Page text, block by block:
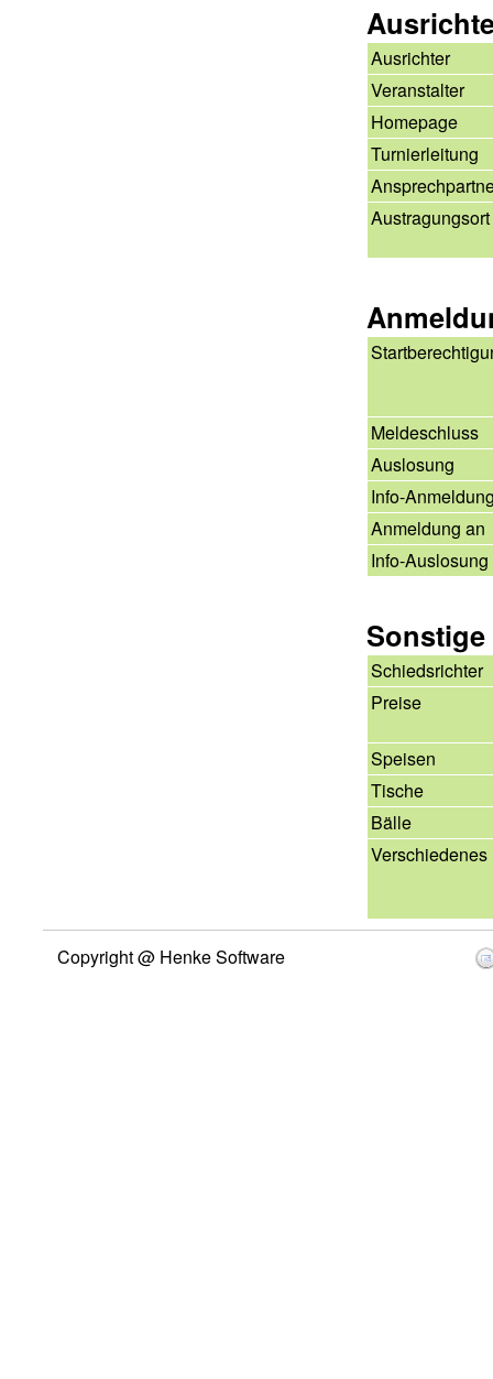
Ausrichter
Veranstalter
Homepage
Turnierleitung
Austragungsort
Meldeschluss
Auslosung
Info-
Anmeldung an
Info-Auslosung
Schiedsrichter
Preise
Speisen
Tische
Bälle
Verschiedenes
Copyright @ Henke Software